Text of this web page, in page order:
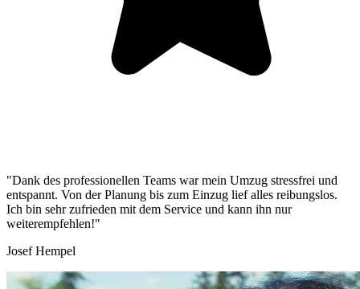
"Dank des professionellen Teams war mein Umzug stressfrei und
entspannt. Von der Planung bis zum Einzug lief alles reibungslos.
Ich bin sehr zufrieden mit dem Service und kann ihn nur
weiterempfehlen!"
Josef Hempel